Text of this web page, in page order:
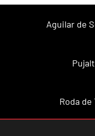
Aguilar de
Pujalt
Roda de